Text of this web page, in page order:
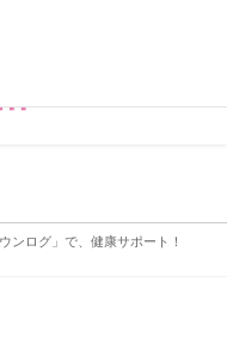
ンログ」で、健康サポート！